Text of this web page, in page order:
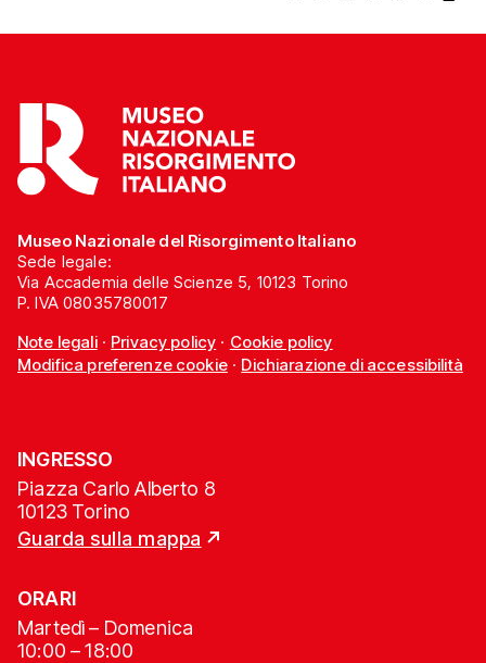
Museo Nazionale del Risorgimento Italiano
Sede legale:
Via Accademia delle Scienze 5, 10123 Torino
P. IVA 08035780017
Note legali· Privacy policy · Cookie policy
Modifica preferenze cookie· Dichiarazione di accessibilità
INGRESSO
Piazza Carlo Alberto 8
10123 Torino
Guarda sulla mappa
ORARI
Martedì – Domenica
10:00 – 18:00